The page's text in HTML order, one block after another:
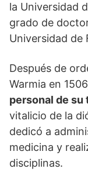
la Universidad
grado de
Universidad de
Después de
Warmia en
personal de su
vitalicio de la
dedicó a
medicina y
disciplinas.